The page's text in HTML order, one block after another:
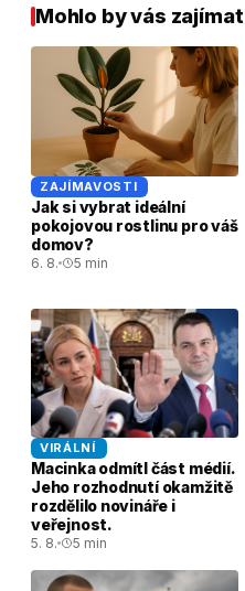
Mohlo by vás zajímat
ZAJÍMAVOSTI
Jak si vybrat ideální
pokojovou rostlinu pro váš
domov?
6. 8. 5 min
VIRÁLNÍ
Macinka odmítl část médií.
Jeho rozhodnutí okamžitě
rozdělilo novináře i
veřejnost.
5. 8. 5 min